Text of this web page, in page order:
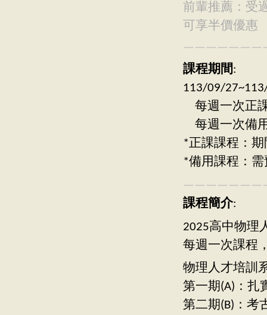
前輩推薦：受
可享半價優惠
課程期間:
113/09/
每週一次正
每週一次備
*正課課程：
*備用課程：
課程簡介:
2025高中物理
每週一次課程
物理人才培訓
第一期(A)：扎
第二期(B)：考